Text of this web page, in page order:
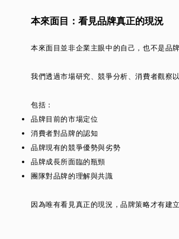
本來面目：看見品牌真正的現況
本來面目並非企業主眼中的自己，也不是品
我們透過市場研究、競爭分析、消費者觀察
包括：
品牌目前的市場定位
消費者對品牌的認知
品牌現有的競爭優勢與劣勢
品牌成長所面臨的瓶頸
團隊對品牌的理解與共識
因為唯有看見真正的現況，品牌策略才有建立